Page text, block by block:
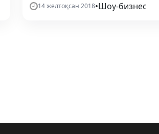
14 желтоқсан 2018•Шоу-бизнес